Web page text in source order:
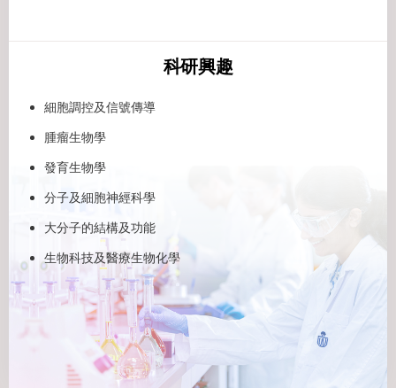
科研興趣
細胞調控及信號傳導
腫瘤生物學
發育生物學
分子及細胞神經科學
大分子的結構及功能
生物科技及醫療生物化學